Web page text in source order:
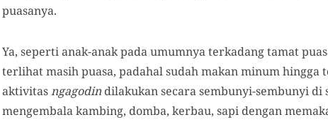
puasanya.
Ya, seperti anak-anak pada umumnya terkadang tamat
terlihat masih puasa, padahal sudah makan minum hingga
aktivitasngagodin dilakukan secara sembunyi-sembunyi
mengembala kambing, domba, kerbau, sapi dengan